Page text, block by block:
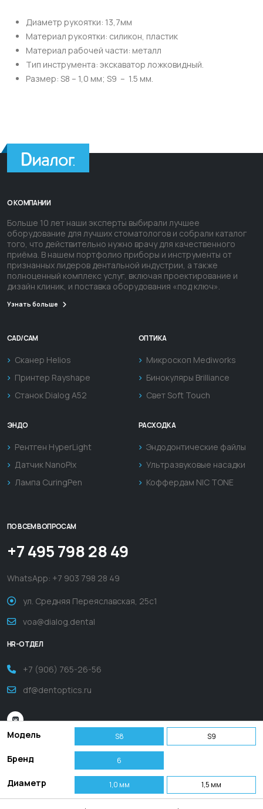
Диаметр рукоятки: 13,7мм
Материал рукоятки: силикон, пластик
Материал рабочей части: металл
Тип инструмента: экскаватор ложковидный.
Размер: S8 – 1,0 мм; S9 – 1.5 мм.
Модель S8 S9
Бренд 6
Диаметр 1,0 мм 1,5 мм
О КОМПАНИИ
Больше 10 лет наши эксперты выбирали лучшее
оборудование для лучших стоматологов и собрали каталог
того, что действительно нужно врачу для качественного
приёма. В нашем портфолио приборы и инструменты от
признанных лидеров дентальной индустрии, а также
полноценный комплекс услуг, включая проектирование и
дизайн клиник, и поставка оборудования «под ключ».
Узнать больше
CAD/CAM
Сканер Helios
Принтер Rayshape
Станок Dialog A52
ОПТИКА
Микроскоп Mediworks
Бинокуляры Brilliance
Свет Soft Touch
ЭНДО
Рентген HyperLight
Датчик NanoPix
Лампа CuringPen
РАСХОДКА
Эндодонтические файлы
Ультразвуковые насадки
Коффердам NIC TONE
ПО ВСЕМ ВОПРОСАМ
+7 495 798 28 49
WhatsApp: +7 903 798 28 49
ул. Средняя Переяславская, 25с1
voa@dialog.dental
HR-ОТДЕЛ
+7 (906) 765-26-56
df@dentoptics.ru